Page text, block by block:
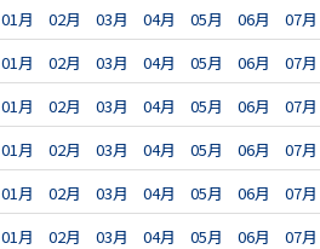
01月 02月 03月 04月 05月 06月 07月
01月 02月 03月 04月 05月 06月 07月
01月 02月 03月 04月 05月 06月 07月
01月 02月 03月 04月 05月 06月 07月
01月 02月 03月 04月 05月 06月 07月
01月 02月 03月 04月 05月 06月 07月